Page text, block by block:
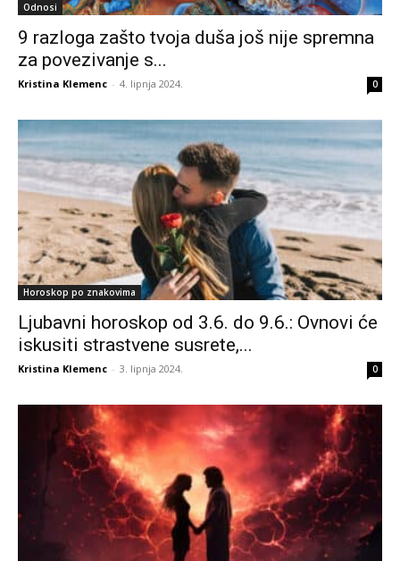
Odnosi
9 razloga zašto tvoja duša još nije spremna
za povezivanje s...
Kristina Klemenc - 4. lipnja 2024. 0
Horoskop po znakovima
Ljubavni horoskop od 3.6. do 9.6.: Ovnovi će
iskusiti strastvene susrete,...
Kristina Klemenc - 3. lipnja 2024. 0